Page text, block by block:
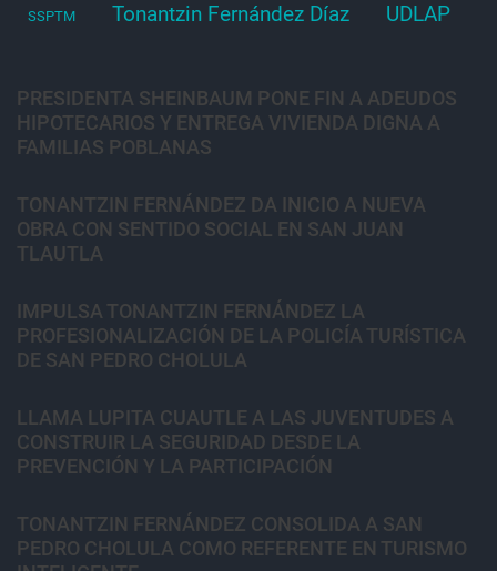
SSPTM Tonantzin Fernández Díaz UDLAP
PRESIDENTA SHEINBAUM PONE FIN A ADEUDOS
HIPOTECARIOS Y ENTREGA VIVIENDA DIGNA A
FAMILIAS POBLANAS
TONANTZIN FERNÁNDEZ DA INICIO A NUEVA
OBRA CON SENTIDO SOCIAL EN SAN JUAN
TLAUTLA
IMPULSA TONANTZIN FERNÁNDEZ LA
PROFESIONALIZACIÓN DE LA POLICÍA TURÍSTICA
DE SAN PEDRO CHOLULA
LLAMA LUPITA CUAUTLE A LAS JUVENTUDES A
CONSTRUIR LA SEGURIDAD DESDE LA
PREVENCIÓN Y LA PARTICIPACIÓN
TONANTZIN FERNÁNDEZ CONSOLIDA A SAN
PEDRO CHOLULA COMO REFERENTE EN TURISMO